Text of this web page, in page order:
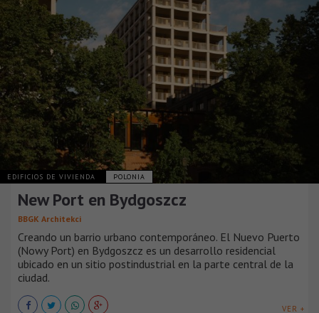
EDIFICIOS DE VIVIENDA POLONIA
New Port en Bydgoszcz
BBGK Architekci
Creando un barrio urbano contemporáneo. El Nuevo Puerto
(Nowy Port) en Bydgoszcz es un desarrollo residencial
ubicado en un sitio postindustrial en la parte central de la
ciudad.
VER +